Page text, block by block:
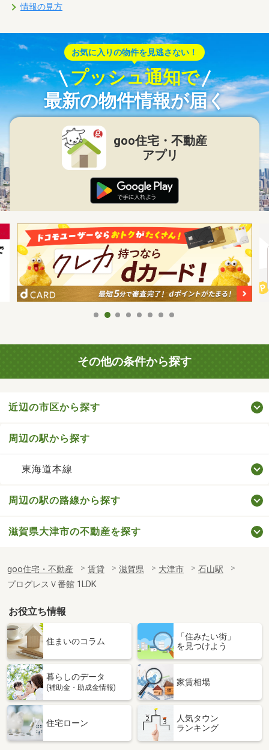
情報の見方
お気に入りの物件を見逃さない！
プッシュ通知で
最新の物件情報が届く
goo住宅・不動産
アプリ
その他の条件から探す
近辺の市区から探す
周辺の駅から探す
東海道本線
周辺の駅の路線から探す
滋賀県大津市の不動産を探す
goo住宅・不動産 賃貸 滋賀県 大津市
石山駅
プログレスＶ番館 1LDK
お役立ち情報
住まいのコラム
「住みたい街」
を見つけよう
暮らしのデータ
(補助金・助成金情報)
家賃相場
住宅ローン
人気タウン
ランキング